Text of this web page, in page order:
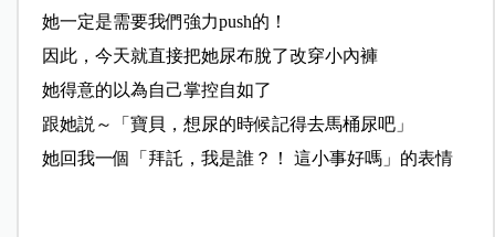
她一定是需要我們強力push的！
因此，今天就直接把她尿布脫了改穿小內褲
她得意的以為自己掌控自如了
跟她説～「寶貝，想尿的時候記得去馬桶尿吧」
她回我一個「拜託，我是誰？！ 這小事好嗎」的表情